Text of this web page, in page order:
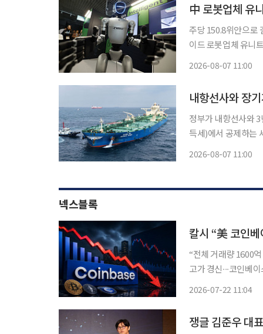
中 로봇업체 유
주당 150.8위안으로 결
이드 로봇업체 유니
2026-08-07 11:00
내항선사와 장
정부가 내항선사와
득세)에서 공제하는
2026-08-07 11:00
넥스블록
칼시 “美 코인
“전체 거래량 1600
고가 경신∙∙∙코인베
2026-07-22 11:04
쟁글 김준우 대